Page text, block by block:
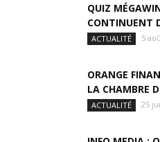
QUIZ
CONTINUENT
ACTUALITÉ 5
ORANGE
LA CHAMBRE
ACTUALITÉ 25